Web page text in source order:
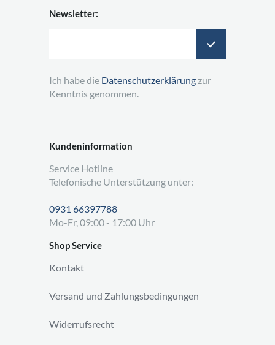
Kundeninformation
Service Hotline
Telefonische Unterstützung unter:
0931 66397788
Mo-Fr, 09:00 - 17:00 Uhr
Shop Service
Kontakt
Versand und Zahlungsbedingungen
Widerrufsrecht
Newsletter:
Ich habe die Datenschutzerklärung zur
Kenntnis genommen.